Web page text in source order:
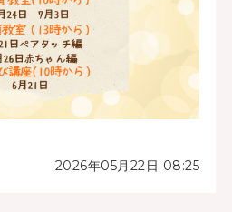
2026年05月22日 08:25